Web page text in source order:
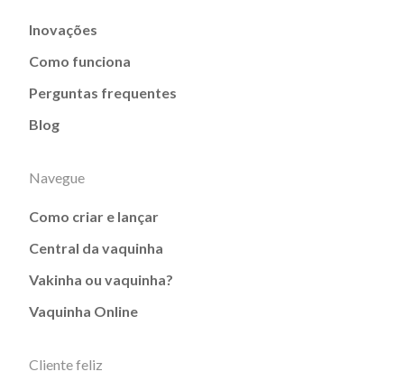
Inovações
Como funciona
Perguntas frequentes
Blog
Navegue
Como criar e lançar
Central da vaquinha
Vakinha ou vaquinha?
Vaquinha Online
Cliente feliz